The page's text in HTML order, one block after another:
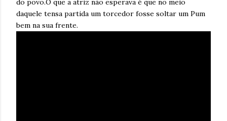
do povo.O que a atriz não esperava é que no meio
daquele tensa partida um torcedor fosse soltar um Pum
bem na sua frente.